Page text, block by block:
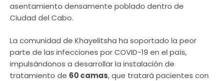
asentamiento densamente poblado dentro de
Ciudad del Cabo.
La comunidad de Khayelitsha ha soportado la peor
parte de las infecciones por COVID-19 en el país,
impulsándonos a desarrollar la instalación de
tratamiento de 60 camas, que tratará pacientes con